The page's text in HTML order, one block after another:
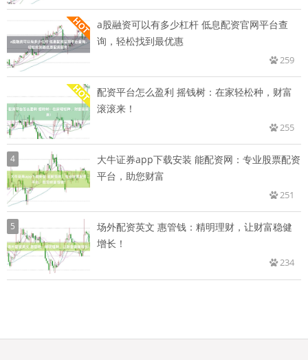
a股融资可以有多少杠杆 低息配资官网平台查
询，轻松找到最优惠
259
配资平台怎么盈利 摇钱树：在家轻松种，财富
滚滚来！
255
4
大牛证券app下载安装 能配资网：专业股票配资
平台，助您财富
251
5
场外配资英文 惠管钱：精明理财，让财富稳健
增长！
234